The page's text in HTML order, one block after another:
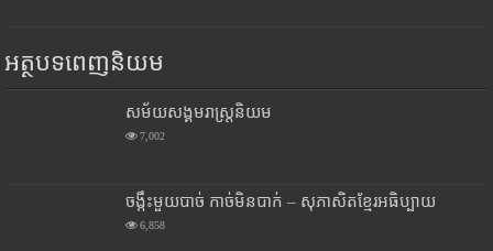
អត្ថបទពេញនិយម
សម័យសង្គមរាស្រ្តនិយម
7,002
ចង្កឹះមួយបាច់ កាច់មិនបាក់ – សុភាសិតខ្មែរអធិប្បាយ
6,858